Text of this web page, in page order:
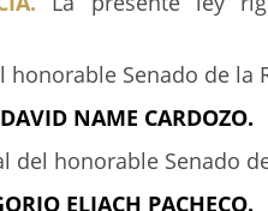
honorable Senado de la
DAVID NAME CARDOZO.
del honorable Senado
ELJACH PACHECO.